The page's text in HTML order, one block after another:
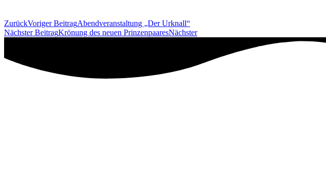
ZurückVoriger BeitragAbendveranstaltung „Der Urknall“
Nächster BeitragKrönung des neuen PrinzenpaaresNächster